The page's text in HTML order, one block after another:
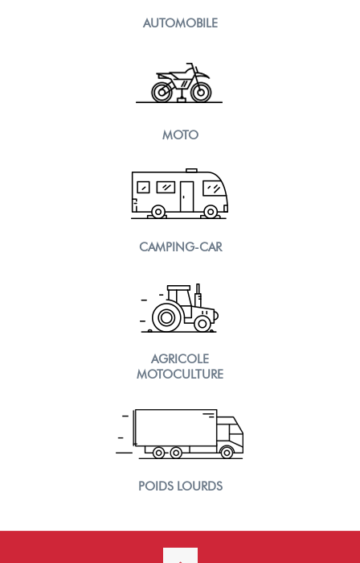
AUTOMOBILE
MOTO
CAMPING-CAR
AGRICOLE
MOTOCULTURE
POIDS LOURDS